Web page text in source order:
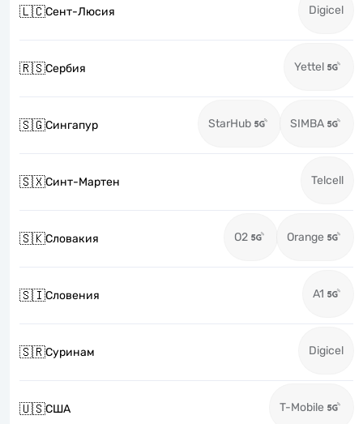
🇱🇨Сент-Люсия Digicel
🇷🇸Сербия Yettel
🇸🇬Сингапур StarHub SIMBA
🇸🇽Синт-Мартен Telcell
🇸🇰Словакия O2 Orange
🇸🇮Словения A1
🇸🇷Суринам Digicel
🇺🇸США T-Mobile